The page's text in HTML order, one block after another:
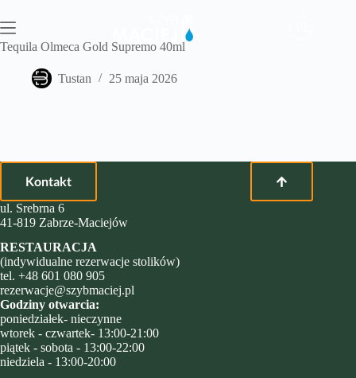
do
treści
Tequila Olmeca Gold Supremo 40ml
Tustan 25 maja 2026
Kontakt
ul. Srebrna 6
41-819 Zabrze-Maciejów
RESTAURACJA
(indywidualne rezerwacje stolików)
tel. +48 601 080 905
rezerwacje@szybmaciej.pl
Godziny otwarcia:
poniedziałek- nieczynne
wtorek - czwartek- 13:00-21:00
piątek - sobota - 13:00-22:00
niedziela - 13:00-20:00